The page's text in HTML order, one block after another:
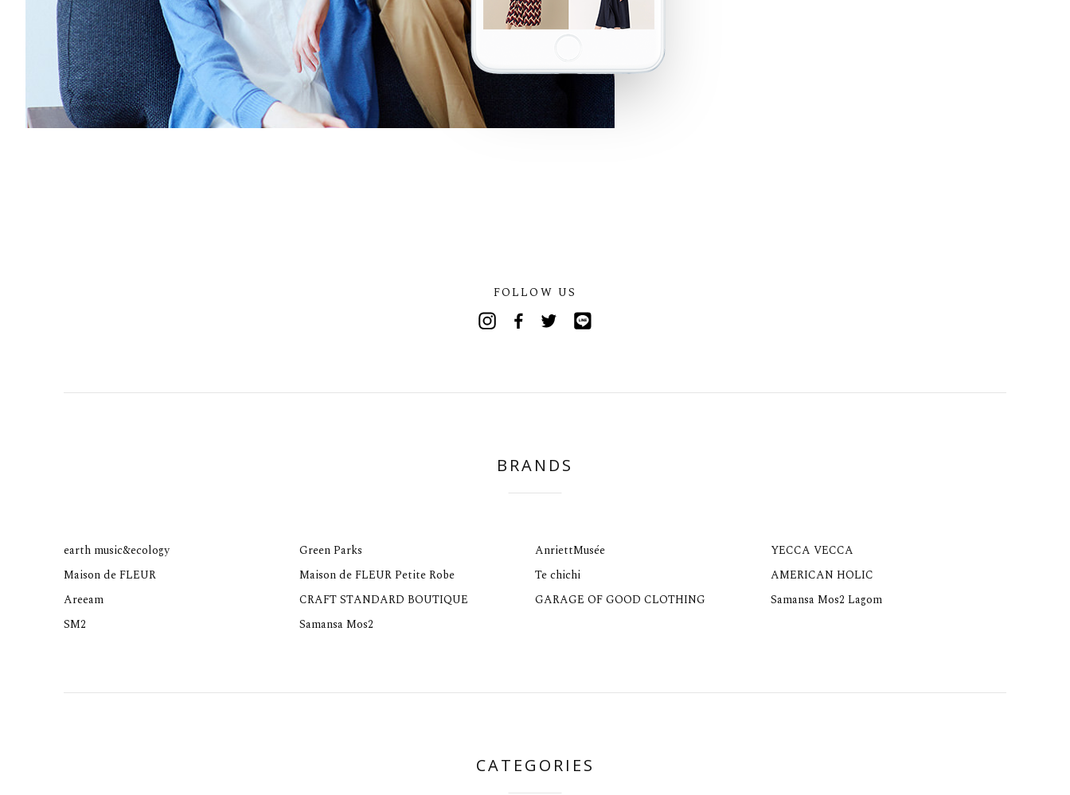
FOLLOW US
Twitter
BRANDS
earth music&ecology Green Parks AnriettMusée
YECCA VECCA
Maison de FLEUR
Maison de FLEUR Petite Robe Te chichi
AMERICAN HOLIC
Areeam
CRAFT STANDARD BOUTIQUE GARAGE OF GOOD CLOTHING
Samansa Mos2 Lagom
SM2
Samansa Mos2
CATEGORIES